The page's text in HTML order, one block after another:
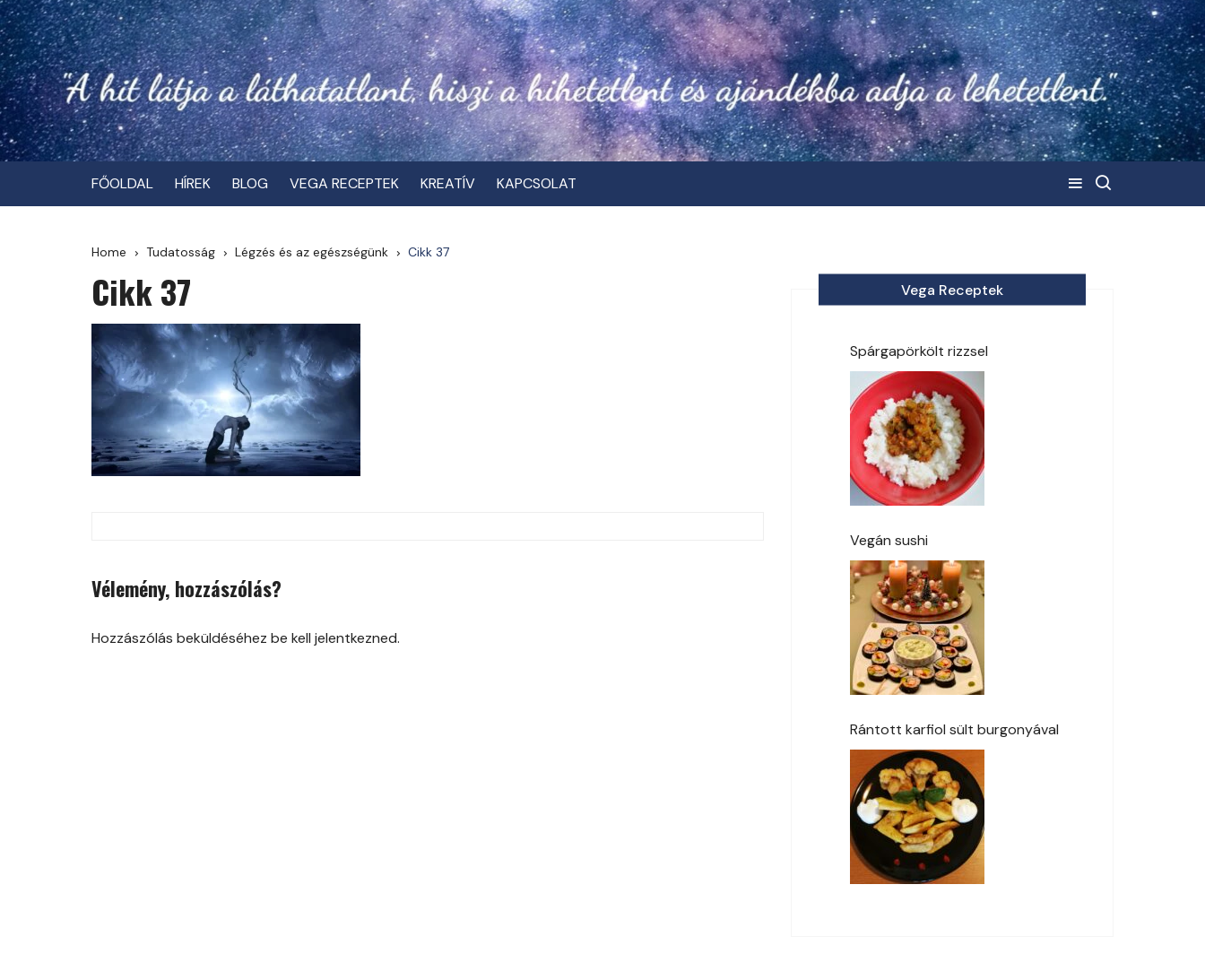
Skip
to
content
FŐOLDAL HÍREK BLOG VEGA RECEPTEK KREATÍV KAPCSOLAT
Home Tudatosság Légzés és az egészségünk Cikk 37
Cikk 37
navigation
Vélemény, hozzászólás?
Hozzászólás beküldéséhez be kell jelentkezned.
Vega Receptek
Spárgapörkölt rizzsel
Vegán sushi
Rántott karfiol sült burgonyával